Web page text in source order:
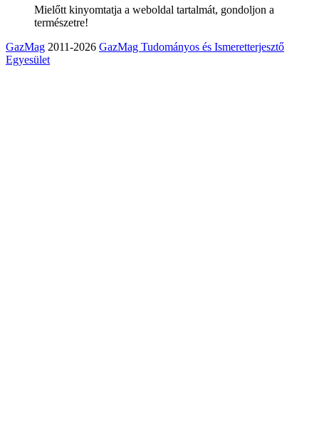
Mielőtt kinyomtatja a weboldal tartalmát, gondoljon a
természetre!
GazMag 2011-2026 GazMag Tudományos és Ismeretterjesztő
Egyesület